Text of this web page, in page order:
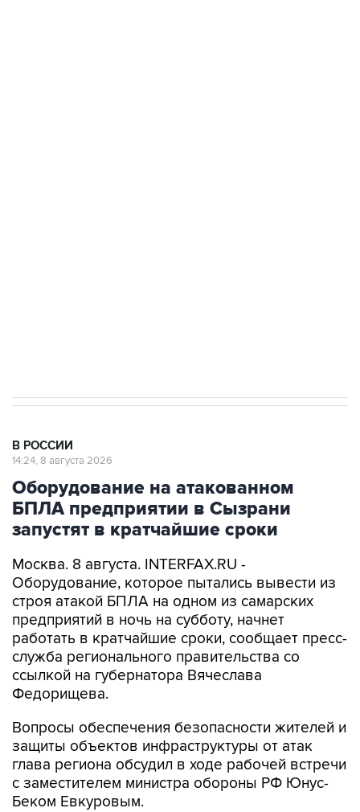
В РОССИИ
14:24, 8 августа 2026
Оборудование на атакованном
БПЛА предприятии в Сызрани
запустят в кратчайшие сроки
Москва. 8 августа. INTERFAX.RU -
Оборудование, которое пытались вывести из
строя атакой БПЛА на одном из самарских
предприятий в ночь на субботу, начнет
работать в кратчайшие сроки, сообщает пресс-
служба регионального правительства со
ссылкой на губернатора Вячеслава
Федорищева.
Вопросы обеспечения безопасности жителей и
защиты объектов инфраструктуры от атак
глава региона обсудил в ходе рабочей встречи
с заместителем министра обороны РФ Юнус-
Беком Евкуровым.